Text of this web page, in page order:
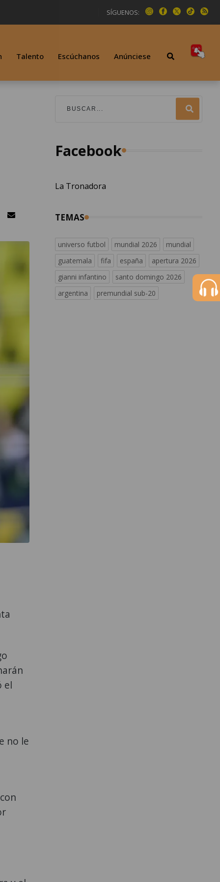
SÍGUENOS:
Talento Escúchanos Anúnciese
el
no le
Facebook
La Tronadora
TEMAS
universo futbol mundial 2026
mundial
guatemala
fifa españa
apertura 2026
gianni infantino
santo domingo 2026
argentina
premundial sub-20